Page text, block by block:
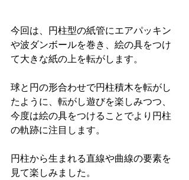
今回は、円柱型の紙管にエアパッキン
や波ダンボールを巻き、絵の具をつけ
て大きな紙の上を転がします。
球と円の形合わせで円柱積木を転がし
たように、転がし遊びを楽しみつつ、
今度は絵の具をつけることでより円柱
の軌跡に注目します。
円柱から生まれる直線や曲線の要素を
見て楽しみました。